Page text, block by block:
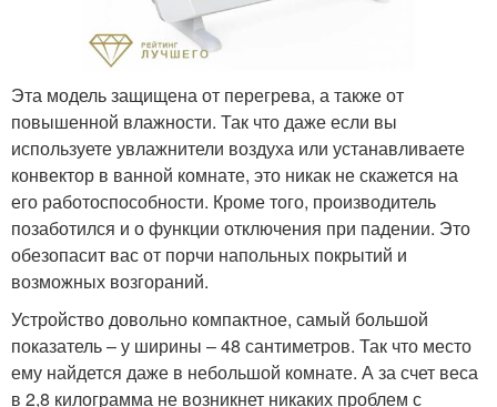
Эта модель защищена от перегрева, а также от
повышенной влажности. Так что даже если вы
используете увлажнители воздуха или устанавливаете
конвектор в ванной комнате, это никак не скажется на
его работоспособности. Кроме того, производитель
позаботился и о функции отключения при падении. Это
обезопасит вас от порчи напольных покрытий и
возможных возгораний.
Устройство довольно компактное, самый большой
показатель – у ширины – 48 сантиметров. Так что место
ему найдется даже в небольшой комнате. А за счет веса
в 2,8 килограмма не возникнет никаких проблем с